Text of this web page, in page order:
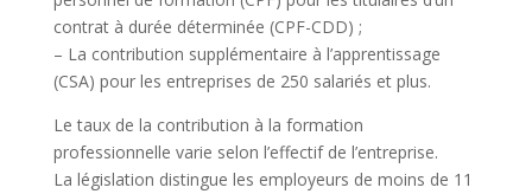
contrat à durée déterminée (CPF-CDD) ;
– La contribution supplémentaire à l’apprentissage
(CSA) pour les entreprises de 250 salariés et plus.
Le taux de la contribution à la formation
professionnelle varie selon l’effectif de l’entreprise.
La législation distingue les employeurs de moins de 11